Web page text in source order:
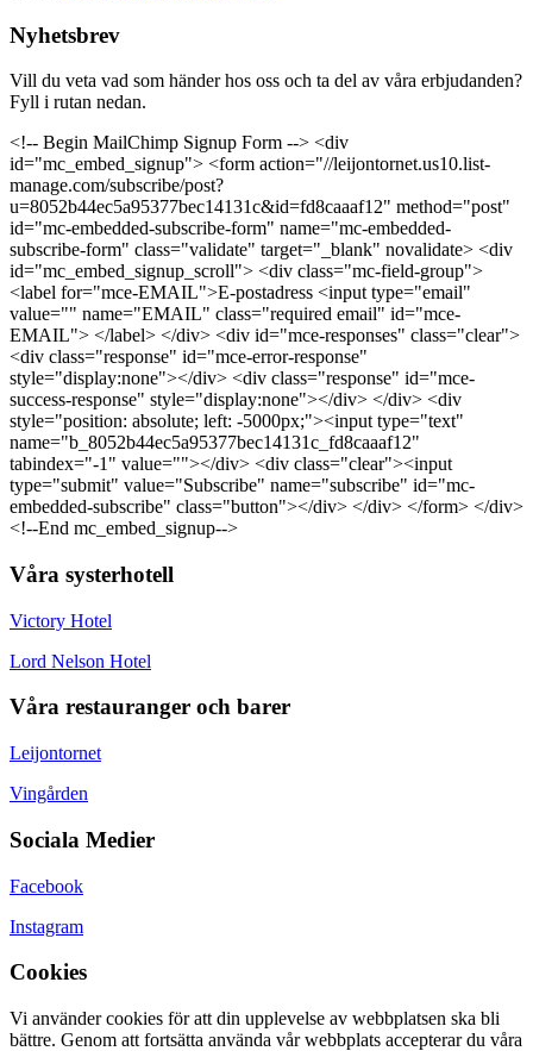
Nyhetsbrev
Vill du veta vad som händer hos oss och ta del av våra erbjudanden?
Fyll i rutan nedan.
<!-- Begin MailChimp Signup Form --> <div
id="mc_embed_signup"> <form action="//leijontornet.us10.list-
manage.com/subscribe/post?
u=8052b44ec5a95377bec14131c&id=fd8caaaf12" method="post"
id="mc-embedded-subscribe-form" name="mc-embedded-
subscribe-form" class="validate" target="_blank" novalidate> <div
id="mc_embed_signup_scroll"> <div class="mc-field-group">
<label for="mce-EMAIL">E-postadress <input type="email"
value="" name="EMAIL" class="required email" id="mce-
EMAIL"> </label> </div> <div id="mce-responses" class="clear">
<div class="response" id="mce-error-response"
style="display:none"></div> <div class="response" id="mce-
success-response" style="display:none"></div> </div> <div
style="position: absolute; left: -5000px;"><input type="text"
name="b_8052b44ec5a95377bec14131c_fd8caaaf12"
tabindex="-1" value=""></div> <div class="clear"><input
type="submit" value="Subscribe" name="subscribe" id="mc-
embedded-subscribe" class="button"></div> </div> </form> </div>
<!--End mc_embed_signup-->
Våra systerhotell
Victory Hotel
Lord Nelson Hotel
Våra restauranger och barer
Leijontornet
Vingården
Sociala Medier
Facebook
Instagram
Cookies
Vi använder cookies för att din upplevelse av webbplatsen ska bli
bättre. Genom att fortsätta använda vår webbplats accepterar du våra